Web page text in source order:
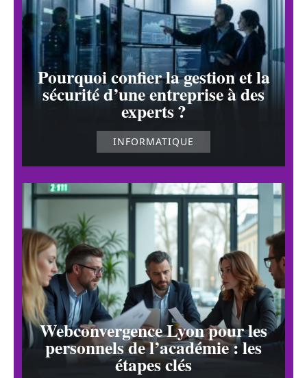
Pourquoi confier la gestion et la
sécurité d’une entreprise à des
experts ?
INFORMATIQUE
Webconvergence Lyon pour les
personnels de l’académie : les
étapes clés